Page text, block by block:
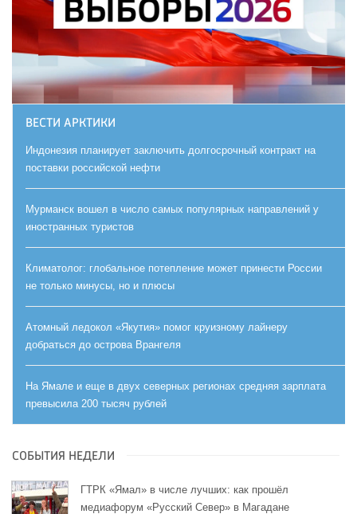
ВЕСТИ АРКТИКИ
Индонезия планирует заключить долгосрочный контракт на
поставки российской нефти
Мурманск вошел в число самых популярных направлений у
иностранных туристов
Климатолог: глобальное потепление может принести России
не только минусы, но и плюсы
Атомный ледокол «Якутия» помог круизному лайнеру
добраться до острова Врангеля
На Ямале и еще в двух северных регионах средняя зарплата
превысила 200 тысяч рублей
СОБЫТИЯ НЕДЕЛИ
ГТРК «Ямал» в числе лучших: как прошёл
медиафорум «Русский Север» в Магадане